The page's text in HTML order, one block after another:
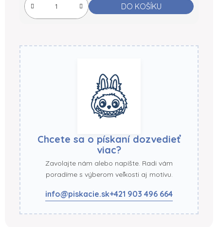
DO KOŠÍKU
Chcete sa o pískaní dozvedieť
viac?
Zavolajte nám alebo napíšte. Radi vám
poradíme s výberom veľkosti aj motívu.
info@piskacie.sk+421 903 496 664